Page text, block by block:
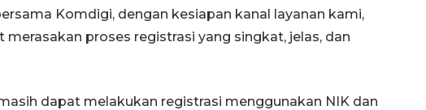
Komdigi, dengan kesiapan kanal layanan kami,
proses registrasi yang singkat, jelas, dan
dapat melakukan registrasi menggunakan NIK dan